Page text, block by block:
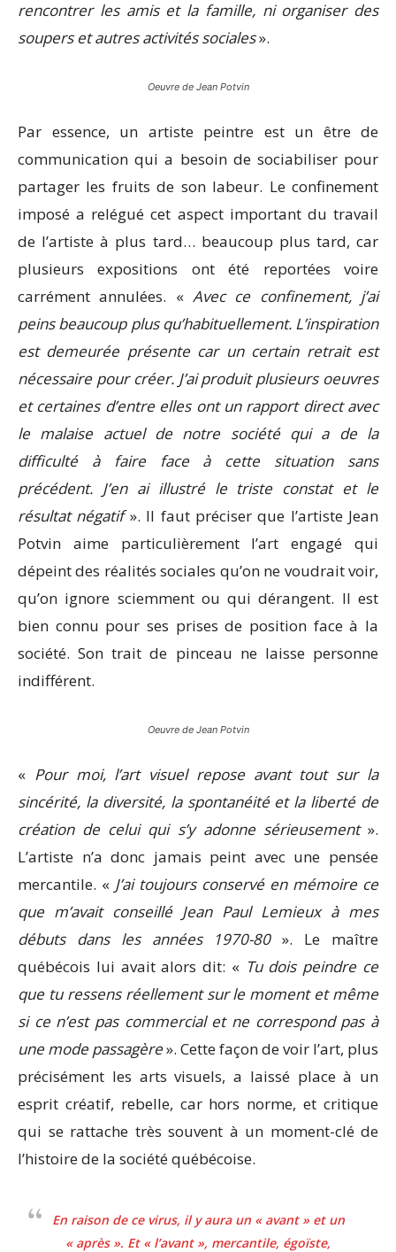
rencontrer les amis et la famille, ni organi­ser des
soupers et autres activités sociales».
Oeuvre de Jean Potvin
Par essence, un artiste peintre est un être de
communication qui a besoin de sociabiliser pour
partager les fruits de son labeur. Le confinement
imposé a relégué cet aspect important du travail
de l’artiste à plus tard… beaucoup plus tard, car
plusieurs expositions ont été reportées voire
carrément annulées. « Avec ce confinement, j’ai
peins beaucoup plus qu’habituellement. L’inspiration
est demeurée présente car un certain retrait est
nécessaire pour créer. J’ai produit plusieurs oeuvres
et certaines d’entre elles ont un rapport direct avec
le malaise actuel de notre société qui a de la
difficulté à faire face à cette si­tuation sans
précédent. J’en ai illustré le triste constat et le
résultat négatif». Il faut préciser que l’artiste Jean
Potvin aime particulièrement l’art engagé qui
dépeint des réalités sociales qu’on ne voudrait voir,
qu’on ignore sciemment ou qui dérangent. Il est
bien connu pour ses prises de position face à la
société. Son trait de pinceau ne laisse personne
indifférent.
Oeuvre de Jean Potvin
« Pour moi, l’art visuel repose avant tout sur la
sincérité, la diversité, la spontanéité et la liberté de
création de celui qui s’y adonne sérieusement».
L’artiste n’a donc jamais peint avec une pensée
mercantile. « J’ai toujours conservé en mémoire ce
que m’avait conseillé Jean Paul Lemieux à mes
débuts dans les années 1970-80». Le maître
québécois lui avait alors dit: « Tu dois peindre ce
que tu ressens réellement sur le moment et même
si ce n’est pas commercial et ne correspond pas à
une mode passagère». Cette façon de voir l’art, plus
précisément les arts visuels, a laissé place à un
esprit créatif, rebelle, car hors norme, et critique
qui se rattache très souvent à un moment-clé de
l’histoire de la société québécoise.
En raison de ce virus, il y aura un « avant » et un
« après ». Et « l’avant », mercantile, égoïste,